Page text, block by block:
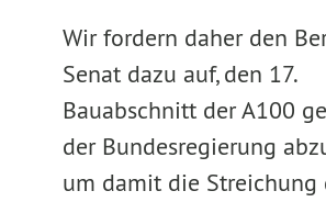
Wir fordern daher den
Senat dazu auf, den 17.
Bauabschnitt der A100
der Bundesregierung
um damit die Streichung